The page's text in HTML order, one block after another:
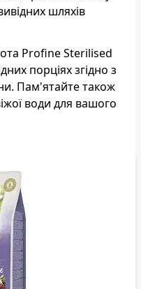
шляхів
Profine Sterilised
порціях згідно з
Пам'ятайте також
води для вашого